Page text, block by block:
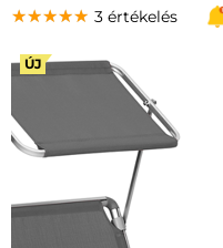
ÚJ
★★★★★
★★★★★
★★★★★ 3 értékelés